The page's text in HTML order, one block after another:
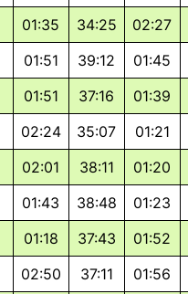
01:35 34:25 02:27
01:51 39:12 01:45
01:51 37:16 01:39
02:24 35:07 01:21
02:01 38:11 01:20
01:43 38:48 01:23
01:18 37:43 01:52
02:50 37:11 01:56